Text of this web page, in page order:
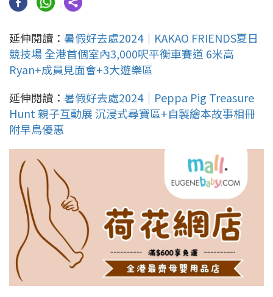
延伸閱讀： 暑假好去處2024｜KAKAO FRIENDS夏日
競技場 全港首個室內3,000呎平衡車賽道 6米高
Ryan+成員見面會+3大遊樂區
延伸閱讀： 暑假好去處2024｜Peppa Pig Treasure
Hunt 親子互動展 沉浸式尋寶區+自製繪本故事相冊
附早鳥優惠